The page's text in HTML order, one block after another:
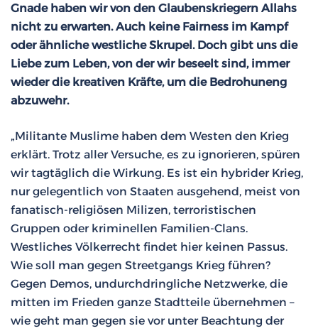
Gnade haben wir von den Glaubenskriegern Allahs
nicht zu erwarten. Auch keine Fairness im Kampf
oder ähnliche westliche Skrupel. Doch gibt uns die
Liebe zum Leben, von der wir beseelt sind, immer
wieder die kreativen Kräfte, um die Bedrohuneng
abzuwehr.
„Militante Muslime haben dem Westen den Krieg
erklärt. Trotz aller Versuche, es zu ignorieren, spüren
wir tagtäglich die Wirkung. Es ist ein hybrider Krieg,
nur gelegentlich von Staaten ausgehend, meist von
fanatisch-religiösen Milizen, terroristischen
Gruppen oder kriminellen Familien-Clans.
Westliches Völkerrecht findet hier keinen Passus.
Wie soll man gegen Streetgangs Krieg führen?
Gegen Demos, undurchdringliche Netzwerke, die
mitten im Frieden ganze Stadtteile übernehmen –
wie geht man gegen sie vor unter Beachtung der